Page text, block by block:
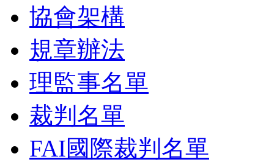
協會架構
規章辦法
理監事名單
裁判名單
FAI國際裁判名單